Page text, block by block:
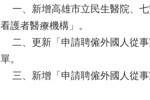
一、 新增高雄市立民生醫院、
看護者醫療機構」。
二、 更新「申請聘僱外國人從
單。
三、 新增「申請聘僱外國人從